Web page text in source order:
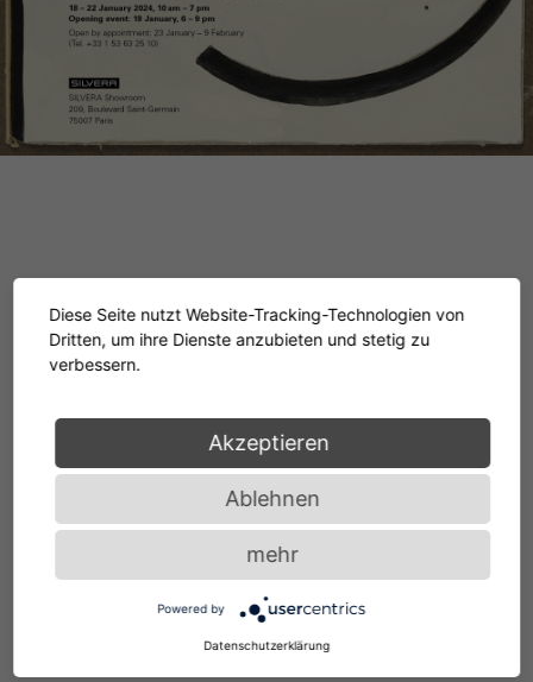
zeigen ClassiCon und SILVERA eine
einzigartige Privatsammlung von Original-
Gouachen und Collagen der legendären
Designerin. Inspiriert von diesen Beispielen
ihrer lebenslangen künstlerischen Arbeit,
wurden neue Entwürfe in handgeknüpfte
Teppiche aus feinster Wolle umgesetzt.
Diese Seite nutzt Website-Tracking-Technologien von
Dritten, um ihre Dienste anzubieten und stetig zu
verbessern.
Akzeptieren
Ablehnen
mehr
Powered by
Datenschutzerklärung